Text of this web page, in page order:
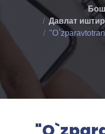
Бош
Давлат